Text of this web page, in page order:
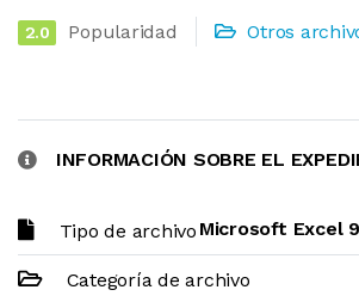
2.0 Popularidad Otros
INFORMACIÓN SOBRE EL
Tipo de archivo Microsoft Excel
Categoría de archivo